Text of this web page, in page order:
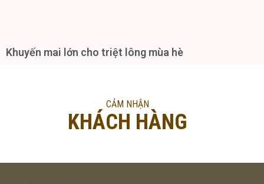
Khuyến mai lớn cho triệt lông mùa hè
CẢM NHẬN
KHÁCH HÀNG